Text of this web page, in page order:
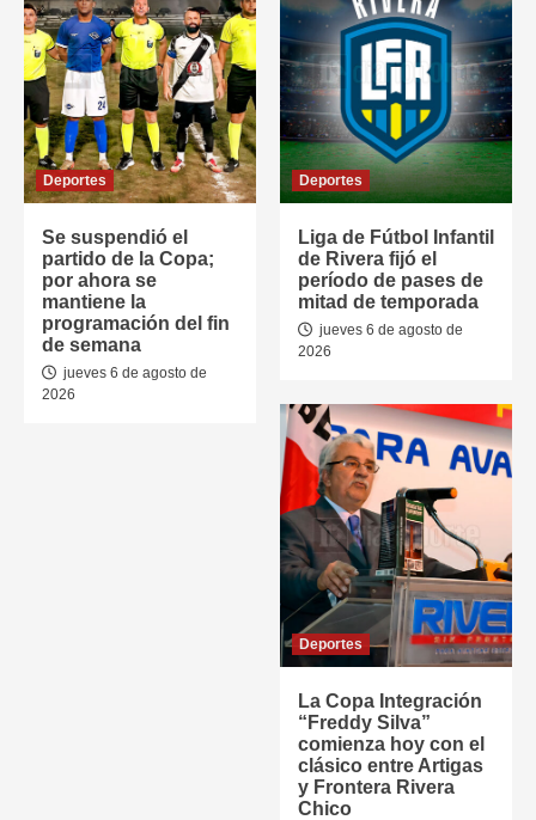
Deportes
Se suspendió el
partido de la Copa;
por ahora se
mantiene la
programación del fin
de semana
jueves 6 de agosto de
2026
Deportes
Liga de Fútbol Infantil
de Rivera fijó el
período de pases de
mitad de temporada
jueves 6 de agosto de
2026
Deportes
La Copa Integración
“Freddy Silva”
comienza hoy con el
clásico entre Artigas
y Frontera Rivera
Chico